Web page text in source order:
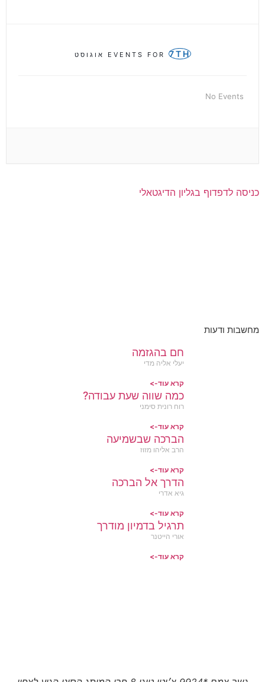
EVENTS FOR 7TH אוגוסט
No Events
כניסה לדפדוף בגליון הדיגטאלי
מחשבות ודעות
חם בהגזמה
יעלי אליה מדי
קרא עוד->
כמה שווה שעת עבודה?
רוח רונית סימני
קרא עוד->
הברכה שבשמיעה
הרב אליהו מזוז
קרא עוד->
הדרך אל הברכה
גיא אדרי
קרא עוד->
תרגיל בדמיון מודרך
אורי הייטנר
קרא עוד->